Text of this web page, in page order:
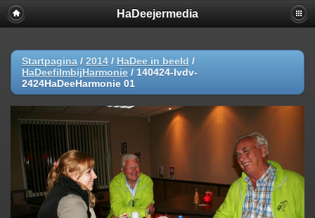
HaDeejermedia
Startpagina / 2014 / HaDee in beeld /
HaDeefilmbijHarmonie / 140424-lvdv-
2424HaDeeHarmonie 01